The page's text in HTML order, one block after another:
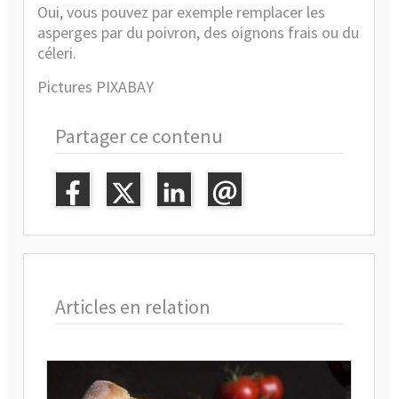
Oui, vous pouvez par exemple remplacer les
asperges par du poivron, des oignons frais ou du
céleri.
Pictures PIXABAY
Partager ce contenu
Articles en relation